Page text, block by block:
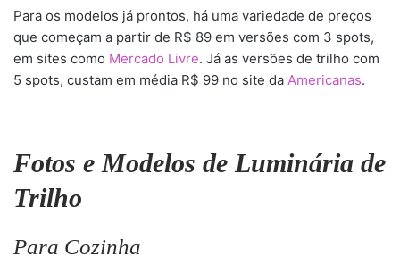
Para os modelos já prontos, há uma variedade de preços
que começam a partir de R$ 89 em versões com 3 spots,
em sites como Mercado Livre. Já as versões de trilho com
5 spots, custam em média R$ 99 no site da Americanas.
Fotos e Modelos de Luminária de
Trilho
Para Cozinha